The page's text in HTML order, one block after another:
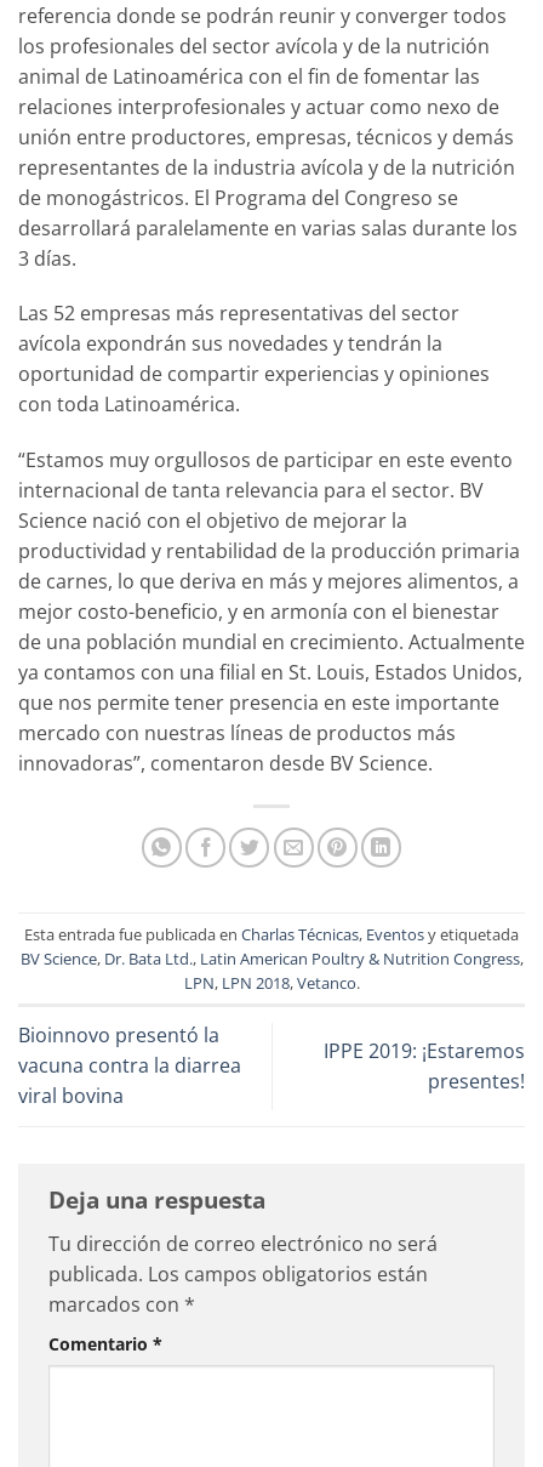
referencia donde se podrán reunir y converger todos
los profesionales del sector avícola y de la nutrición
animal de Latinoamérica con el fin de fomentar las
relaciones interprofesionales y actuar como nexo de
unión entre productores, empresas, técnicos y demás
representantes de la industria avícola y de la nutrición
de monogástricos. El Programa del Congreso se
desarrollará paralelamente en varias salas durante los
3 días.
Las 52 empresas más representativas del sector
avícola expondrán sus novedades y tendrán la
oportunidad de compartir experiencias y opiniones
con toda Latinoamérica.
“Estamos muy orgullosos de participar en este evento
internacional de tanta relevancia para el sector. BV
Science nació con el objetivo de mejorar la
productividad y rentabilidad de la producción primaria
de carnes, lo que deriva en más y mejores alimentos, a
mejor costo-beneficio, y en armonía con el bienestar
de una población mundial en crecimiento. Actualmente
ya contamos con una filial en St. Louis, Estados Unidos,
que nos permite tener presencia en este importante
mercado con nuestras líneas de productos más
innovadoras”, comentaron desde BV Science.
Esta entrada fue publicada en Charlas Técnicas, Eventosy etiquetada
BV Science, Dr. Bata Ltd., Latin American Poultry & Nutrition Congress,
LPN, LPN 2018,Vetanco.
Bioinnovo presentó la
vacuna contra la diarrea
viral bovina
IPPE 2019: ¡Estaremos
presentes!
Deja una respuesta
Tu dirección de correo electrónico no será
publicada. Los campos obligatorios están
marcados con *
Comentario *